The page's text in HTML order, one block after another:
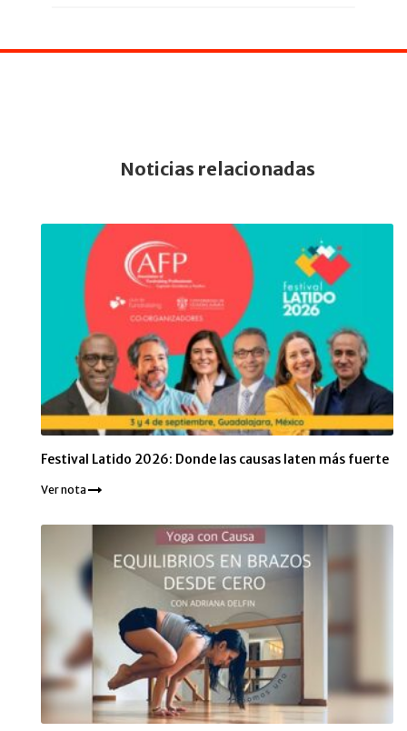
Noticias relacionadas
Festival Latido 2026: Donde las causas laten más fuerte
Ver nota